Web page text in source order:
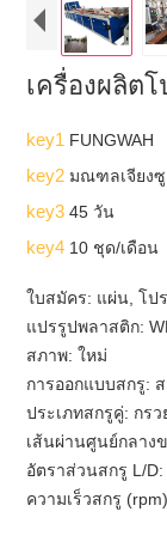
เครื่องผลิต
key1 FUNGWAH
key2 มณฑลเจียง
key345 วัน
key4 10 ชุด/เดือน
ใบสมัคร: แผ่น, โป
แปรรูปพลาสติก:
สภาพ: ใหม่
การออกแบบสกรู:
ประเภทสกรูคู่: กร
เส้นผ่านศูนย์กลาง
อัตราส่วนสกรู L/D:
ความเร็วสกรู